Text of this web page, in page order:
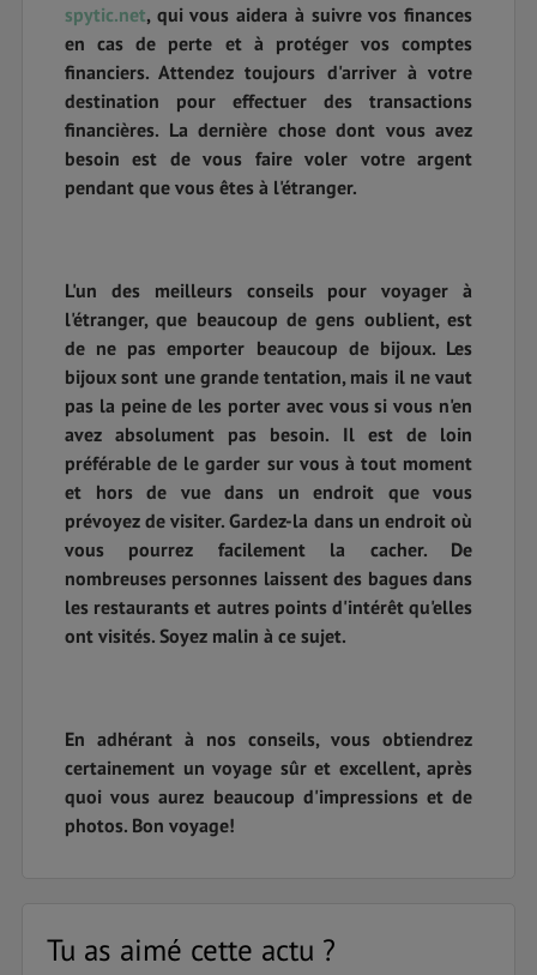
spytic.net, qui vous aidera à suivre vos finances
en cas de perte et à protéger vos comptes
financiers. Attendez toujours d'arriver à votre
destination pour effectuer des transactions
financières. La dernière chose dont vous avez
besoin est de vous faire voler votre argent
pendant que vous êtes à l'étranger.
L'un des meilleurs conseils pour voyager à
l'étranger, que beaucoup de gens oublient, est
de ne pas emporter beaucoup de bijoux. Les
bijoux sont une grande tentation, mais il ne vaut
pas la peine de les porter avec vous si vous n'en
avez absolument pas besoin. Il est de loin
préférable de le garder sur vous à tout moment
et hors de vue dans un endroit que vous
prévoyez de visiter. Gardez-la dans un endroit où
vous pourrez facilement la cacher. De
nombreuses personnes laissent des bagues dans
les restaurants et autres points d'intérêt qu'elles
ont visités. Soyez malin à ce sujet.
En adhérant à nos conseils, vous obtiendrez
certainement un voyage sûr et excellent, après
quoi vous aurez beaucoup d'impressions et de
photos. Bon voyage!
Tu as aimé cette actu ?